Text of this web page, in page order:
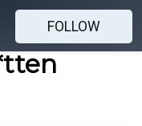
FOLLOW